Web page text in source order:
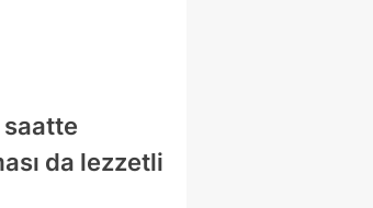
saatte
da lezzetli